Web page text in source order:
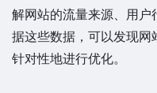
解网站的流量来源、用户
据这些数据，可以发现网
针对性地进行优化。